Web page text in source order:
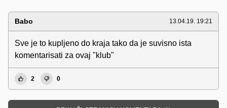
Babo 13.04.19. 19:21
Sve je to kupljeno do kraja tako da je suvisno ista
komentarisati za ovaj "klub"
2 0